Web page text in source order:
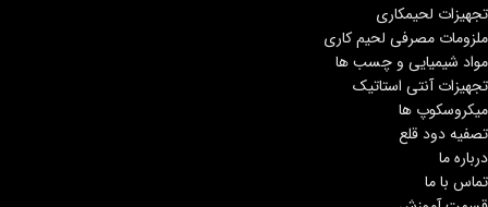
تجهیزات لحیمکاری
ملزومات مصرفی لحیم کاری
مواد شیمیایی و چسب ها
تجهیزات آنتی استاتیک
میکروسکوپ ها
تصفیه دود قلع
درباره ما
تماس با ما